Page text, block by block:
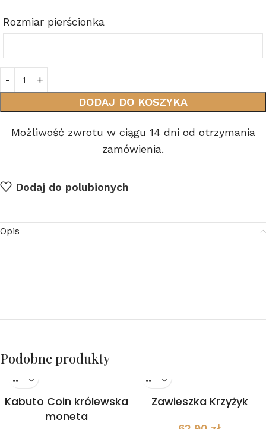
Rozmiar pierścionka
DODAJ DO KOSZYKA
Możliwość zwrotu w ciągu 14 dni od otrzymania
zamówienia.
Dodaj do polubionych
Opis
Podobne produkty
Kabuto Coin królewska
moneta
Zawieszka Krzyżyk